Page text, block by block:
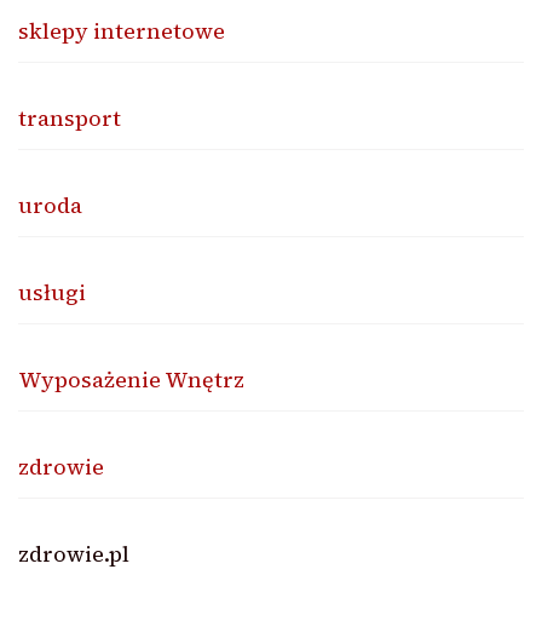
sklepy internetowe
transport
uroda
usługi
Wyposażenie Wnętrz
zdrowie
zdrowie.pl